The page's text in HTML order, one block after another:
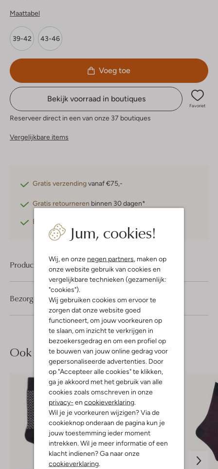
Jum, cookies!
Wij, en onze negen partners , maken op
onze website gebruik van cookies en
vergelijkbare technieken (gezamenlijk:
"cookies").
Wij gebruiken cookies om ervoor te
zorgen dat onze website goed
functioneert, om jouw voorkeuren op
te slaan, om inzicht te verkrijgen in
bezoekersgedrag en om een profiel op
te bouwen van jouw online gedrag voor
gepersonaliseerde advertenties. Door
op "Accepteer alle cookies" te klikken,
ga je akkoord met het gebruik van alle
cookies zoals omschreven in onze
privacy- en cookieverklaring
Wil je je voorkeuren wijzigen? Via de
cookieknop onderaan de pagina kun je
jouw toestemming ieder moment
intrekken. Wil je meer informatie of een
klacht indienen? Ga naar onze
cookieverklaring
Maattabel
39-42 43-46
Voeg toe
Bekijk voorraad in boutiques
Favoriet
Reserveer direct in een van onze 37 boutiques
Vergelijkbare items
Gratis verzendingvanaf €75,-
Gratis retourneren binnen 30 dagen*
Betaal achteraf
Product informatie
Bezorgen & retourneren
Ook iets voor jou?